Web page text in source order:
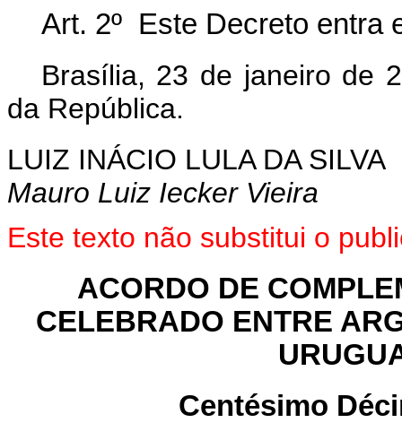
Art. 2º Este Decreto entra
Brasília, 23 de janeiro de
da República.
LUIZ INÁCIO LULA DA SILVA
Mauro Luiz Iecker Vieira
Este texto não substitui o
ACORDO DE
CELEBRADO ENTRE
Centésimo